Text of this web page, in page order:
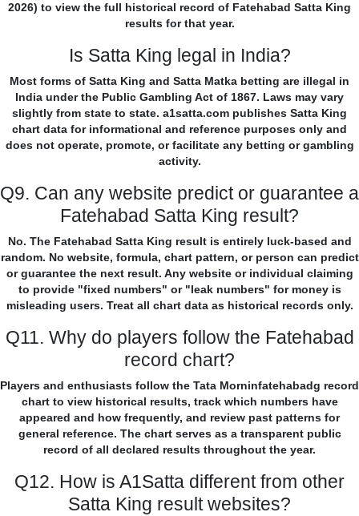
2026) to view the full historical record of Fatehabad Satta King
results for that year.
Is Satta King legal in India?
Most forms of Satta King and Satta Matka betting are illegal in
India under the Public Gambling Act of 1867. Laws may vary
slightly from state to state. a1satta.com publishes Satta King
chart data for informational and reference purposes only and
does not operate, promote, or facilitate any betting or gambling
activity.
Q9. Can any website predict or guarantee a
Fatehabad Satta King result?
No. The Fatehabad Satta King result is entirely luck-based and
random. No website, formula, chart pattern, or person can predict
or guarantee the next result. Any website or individual claiming
to provide "fixed numbers" or "leak numbers" for money is
misleading users. Treat all chart data as historical records only.
Q11. Why do players follow the Fatehabad
record chart?
Players and enthusiasts follow the Tata Morninfatehabadg record
chart to view historical results, track which numbers have
appeared and how frequently, and review past patterns for
general reference. The chart serves as a transparent public
record of all declared results throughout the year.
Q12. How is A1Satta different from other
Satta King result websites?